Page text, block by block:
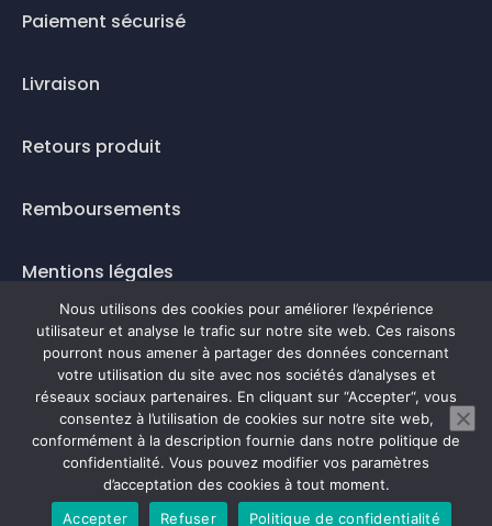
Paiement sécurisé
Livraison
Retours produit
Remboursements
Mentions légales
Questions fréquentes
Mode de paiement
0
Nous utilisons des cookies pour améliorer l’expérience
utilisateur et analyse le trafic sur notre site web. Ces raisons
pourront nous amener à partager des données concernant
votre utilisation du site avec nos sociétés d’analyses et
réseaux sociaux partenaires. En cliquant sur “Accepter“, vous
consentez à l’utilisation de cookies sur notre site web,
conformément à la description fournie dans notre politique de
confidentialité. Vous pouvez modifier vos paramètres
d’acceptation des cookies à tout moment.
Accepter
Refuser Politique de confidentialité